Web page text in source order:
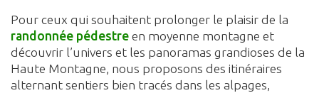
Pour ceux qui souhaitent prolonger le plaisir de la
randonnée pédestre en moyenne montagne et
découvrir l’univers et les panoramas grandioses de la
Haute Montagne, nous proposons des itinéraires
alternant sentiers bien tracés dans les alpages,